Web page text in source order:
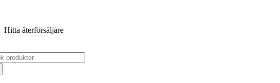
innehållet
Hitta återförsäljare